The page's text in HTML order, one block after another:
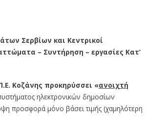
Σερβίων και Κεντρικοί
– Συντήρηση – εργασίες Κατ’
Κοζάνης προκηρύσσει «ανοιχτή
ηλεκτρονικών δημοσίων
προσφορά μόνο βάσει τιμής (χαμηλότερη